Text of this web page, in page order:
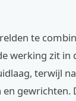
te
werking zit in
terwijl
gewrichten.